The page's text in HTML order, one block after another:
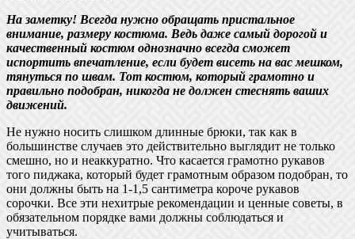
На заметку! Всегда нужно обращать пристальное
внимание, размеру костюма. Ведь даже самый дорогой и
качественный костюм однозначно всегда сможет
испортить впечатление, если будет висеть на вас мешком,
тянуться по швам. Тот костюм, который грамотно и
правильно подобран, никогда не должен стеснять ваших
движений.
Не нужно носить слишком длинные брюки, так как в
большинстве случаев это действительно выглядит не только
смешно, но и неаккуратно. Что касается грамотно рукавов
того пиджака, который будет грамотным образом подобран, то
они должны быть на 1-1,5 сантиметра короче рукавов
сорочки. Все эти нехитрые рекомендации и ценные советы, в
обязательном порядке вами должны соблюдаться и
учитываться.